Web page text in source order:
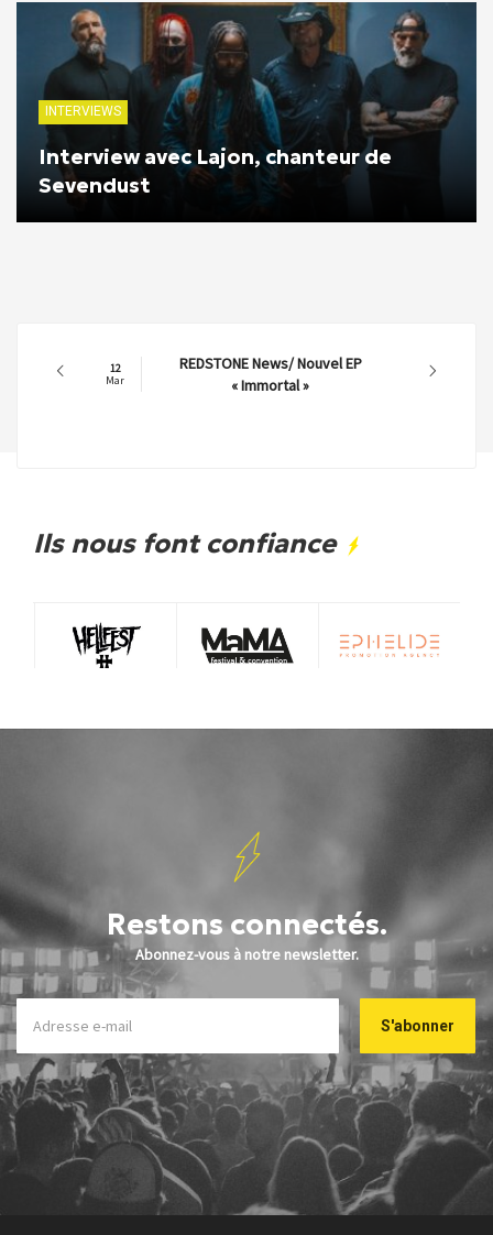
INTERVIEWS
Interview avec Lajon, chanteur de
Sevendust
12
Mar
REDSTONE News/ Nouvel EP
« Immortal »
Ils nous font confiance
Restons connectés.
Abonnez-vous à notre newsletter.